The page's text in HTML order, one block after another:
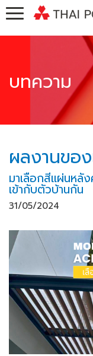
บทความ
ผลงานขอ
มาเลือกสีแผ่นหลั
เข้ากับตัวบ้านกัน
31/05/2024